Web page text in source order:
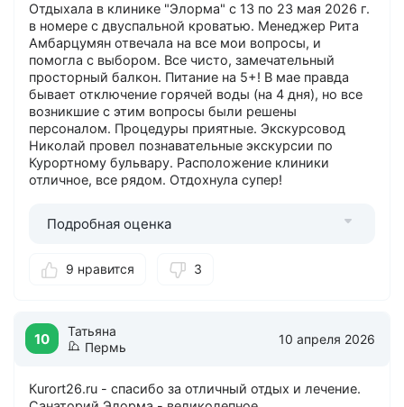
Отдыхала в клинике "Элорма" с 13 по 23 мая 2026 г.
в номере с двуспальной кроватью. Менеджер Рита
Амбарцумян отвечала на все мои вопросы, и
помогла с выбором. Все чисто, замечательный
просторный балкон. Питание на 5+! В мае правда
бывает отключение горячей воды (на 4 дня), но все
возникшие с этим вопросы были решены
персоналом. Процедуры приятные. Экскурсовод
Николай провел познавательные экскурсии по
Курортному бульвару. Расположение клиники
отличное, все рядом. Отдохнула супер!
Подробная оценка
9 нравится 3
10
Татьяна
Пермь
10 апреля 2026
Кurort26.ru - спасибо за отличный отдых и лечение.